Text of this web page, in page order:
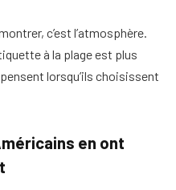
c’est l’atmosphère.
à la plage est plus
lorsqu’ils choisissent
en ont